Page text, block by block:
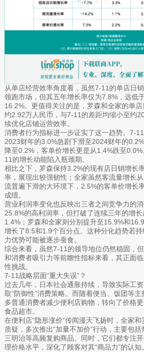
从单店经营效率角度看，虽然7-11的单店日
领跑市场，但其五年增长率仅为7.8%，远低
16.2%。更值得关注的是，罗森和全家的单
约2.92万人民币，与7-11的差距均缩小至约
续优化店铺运营效率。
消费者行为指标进一步证实了这一趋势。7-
2023财年的3.0%急剧下滑至2024财年的
降至0.2%，客单价增长更是从1.4%跌至0.0%
11的增长动能陷入瓶颈期。
相比之下，罗森保持3.2%的现有店日销增长
率，展现出较强韧性；全家虽然客流量增长
流普遍下滑的大环境下，2.5%的客单价增长
成绩。
营业利润率变化也反映出三者之间竞争力的
25.8%的高利润率，但打破了连续三年的增
1.4%；罗森和全家则分别提升至15.9%和
增长了8.5和1.9个百分点。这种分化趋势若
力优势可能被逐步蚕食。
综合来看，虽然7-11的领导地位仍然稳固，
和消费者吸引力等前瞻性指标来看，其正面
性挑战。
7-11战略层面“重大失误”？
过去几年，日本社会通胀持续，导致实际工
取“防御性”消费策略。而随着便当、饭团等
多普通消费者减少便利店购物，转向了价格
食品超市。
在便利店“隐形涨价”传闻漫天飞扬时，全家
质疑，多次推出“加量不加价”行动，主要包
三明治等高频复购商品。同时，它们都专注
理价格水平，深化了顾客对其“商品力”的认知。